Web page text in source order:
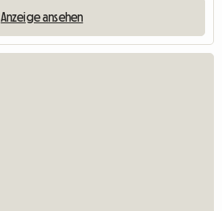
Anzeige ansehen